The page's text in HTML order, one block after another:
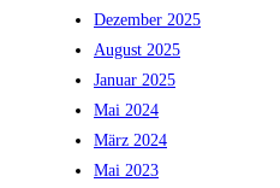
Dezember 2025
August 2025
Januar 2025
Mai 2024
März 2024
Mai 2023